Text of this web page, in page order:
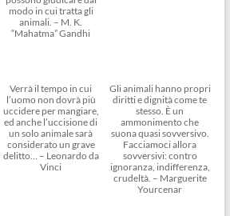
modo in cui tratta gli
animali. – M. K.
“Mahatma” Gandhi
Verrà il tempo in cui
l’uomo non dovrà più
uccidere per mangiare,
ed anche l’uccisione di
un solo animale sarà
considerato un grave
delitto… – Leonardo da
Vinci
Gli animali hanno propri
diritti e dignità come te
stesso. È un
ammonimento che
suona quasi sovversivo.
Facciamoci allora
sovversivi: contro
ignoranza, indifferenza,
crudeltà. – Marguerite
Yourcenar